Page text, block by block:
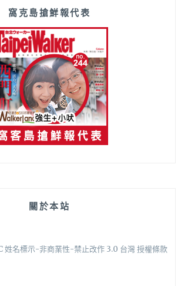
窩克島搶鮮報代表
關於本站
姓名標示-非商業性-禁止改作 3.0 台灣 授權條款